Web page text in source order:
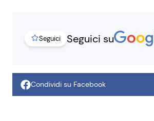
Seguici Seguici su
Condividi su Facebook